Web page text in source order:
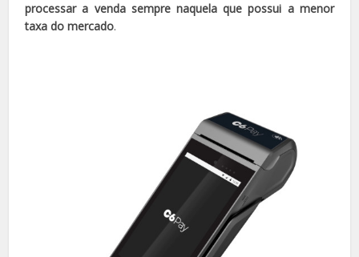
processar a venda sempre naquela que possui a menor
taxa do mercado.